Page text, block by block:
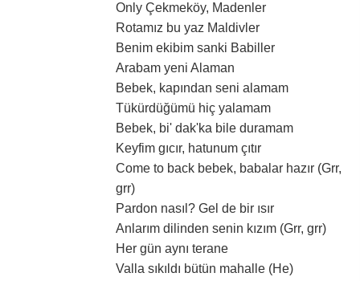
Only Çekmeköy, Madenler
Rotamız bu yaz Maldivler
Benim ekibim sanki Babiller
Arabam yeni Alaman
Bebek, kapından seni alamam
Tükürdüğümü hiç yalamam
Bebek, bi' dak'ka bile duramam
Keyfim gıcır, hatunum çıtır
Come to back bebek, babalar hazır (Grr,
grr)
Pardon nasıl? Gel de bir ısır
Anlarım dilinden senin kızım (Grr, grr)
Her gün aynı terane
Valla sıkıldı bütün mahalle (He)